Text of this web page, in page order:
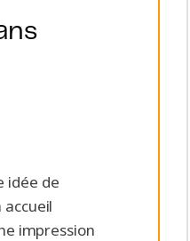
idée de
impression